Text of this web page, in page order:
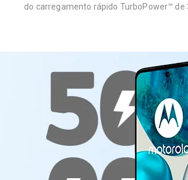
do carregamento rápido TurboPower™